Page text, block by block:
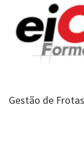
Gestão de Frotas